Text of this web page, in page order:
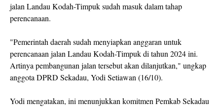
jalan Landau Kodah-Timpuk sudah masuk dalam tahap
perencanaan.
"Pemerintah daerah sudah menyiapkan anggaran untuk
perencanaan jalan Landau Kodah-Timpuk di tahun 2024 ini.
Artinya pembangunan jalan tersebut akan dilanjutkan," ungkap
anggota DPRD Sekadau, Yodi Setiawan (16/10).
Yodi mengatakan, ini menunjukkan komitmen Pemkab Sekadau